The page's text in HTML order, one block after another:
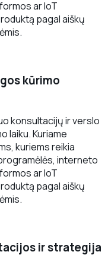
ar IoT
pagal aiškų
kūrimo
konsultacijų ir verslo
laiku. Kuriame
kuriems reikia
interneto
ar IoT
pagal aiškų
ir strategija